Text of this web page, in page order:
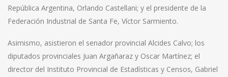
República Argentina, Orlando Castellani; y el presidente de la
Federación Industrial de Santa Fe, Víctor Sarmiento.
Asimismo, asistieron el senador provincial Alcides Calvo; los
diputados provinciales Juan Argañaraz y Oscar Martínez; el
director del Instituto Provincial de Estadísticas y Censos, Gabriel